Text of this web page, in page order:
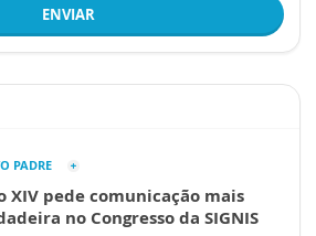
ENVIAR
PADRE
XIV pede comunicação mais
no Congresso da SIGNIS